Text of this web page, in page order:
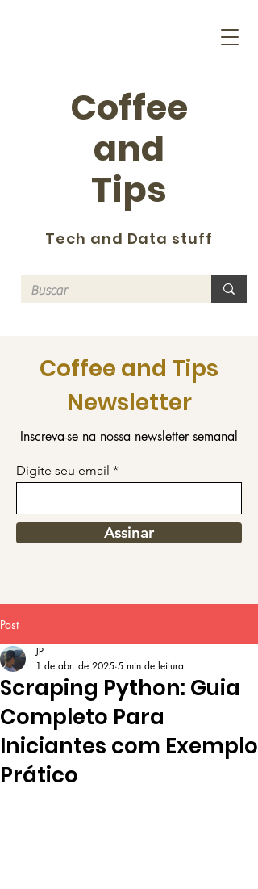
Coffee
and
Tips
Tech and Data stuff
Coffee and Tips
Newsletter
Inscreva-se na nossa newsletter semanal
Digite seu email
Assinar
Post
Scraping Python: Guia
Completo Para
Iniciantes com Exemplo
Prático
JP
1 de abr. de 2025 5 min de leitura